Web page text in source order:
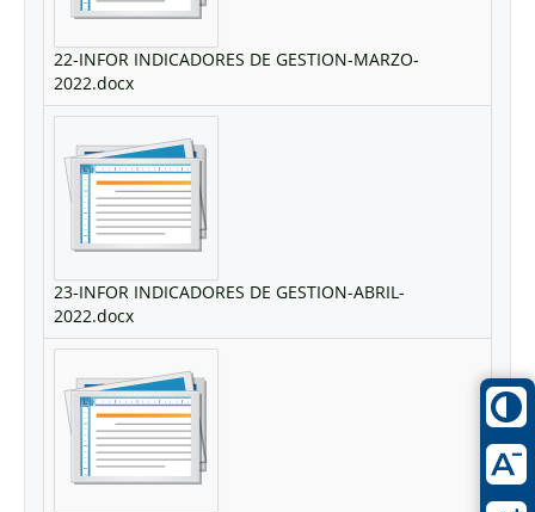
22-INFOR INDICADORES DE GESTION-MARZO-
2022.docx
23-INFOR INDICADORES DE GESTION-ABRIL-
2022.docx